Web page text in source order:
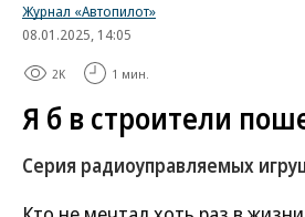
Журнал «Автопилот»
08.01.2025, 14:05
2K 1 мин.
Я б в строители
Серия радиоуправляемых